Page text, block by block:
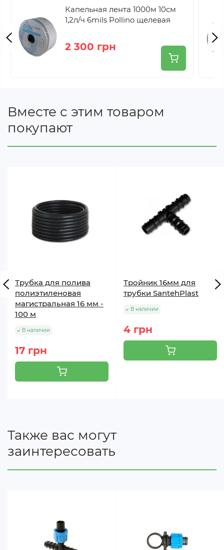
Капельная лента 1000м 10см
1,2л/ч 6mils Pollino щелевая
2 300 грн
Вместе с этим товаром
покупают
Трубка для полива
полиэтиленовая
магистральная 16 мм -
100 м
В наличии
17 грн
Тройник 16мм для
трубки SantehPlast
В наличии
4 грн
Также вас могут
заинтересовать